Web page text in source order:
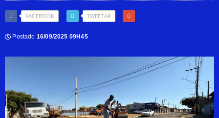
FACEBOOK TWEETAR
Postado 16/09/2025 09H45